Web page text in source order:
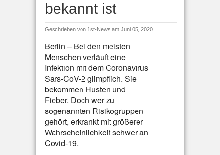
bekannt ist
Geschrieben von 1st-News am Juni 05, 2020
Berlin – Bei den meisten
Menschen verläuft eine
Infektion mit dem Coronavirus
Sars-CoV-2 glimpflich. Sie
bekommen Husten und
Fieber. Doch wer zu
sogenannten Risikogruppen
gehört, erkrankt mit größerer
Wahrscheinlichkeit schwer an
Covid-19.